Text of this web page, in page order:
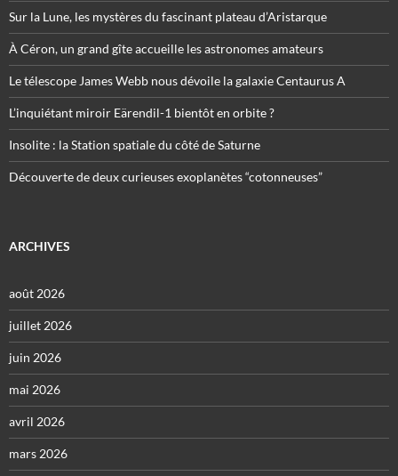
Sur la Lune, les mystères du fascinant plateau d’Aristarque
À Céron, un grand gîte accueille les astronomes amateurs
Le télescope James Webb nous dévoile la galaxie Centaurus A
L’inquiétant miroir Eärendil-1 bientôt en orbite ?
Insolite : la Station spatiale du côté de Saturne
Découverte de deux curieuses exoplanètes “cotonneuses”
ARCHIVES
août 2026
juillet 2026
juin 2026
mai 2026
avril 2026
mars 2026